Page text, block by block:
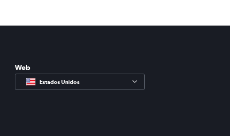
Web
Estados Unidos